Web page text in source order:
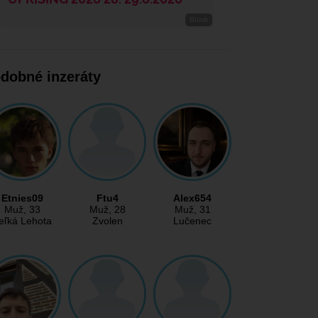
inzeráty
Etnies09
Muž, 33
Lehota
Ftu4
Muž, 28
Zvolen
Alex654
Muž, 31
Lučenec